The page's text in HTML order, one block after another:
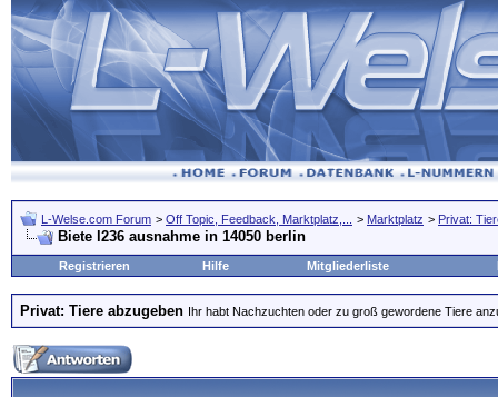
L-Welse.com Forum > Off Topic, Feedback, Marktplatz,... > Marktplatz > Privat:
Biete l236 ausnahme in 14050 berlin
Registrieren Hilfe Mitgliederliste
Privat: Tiere abzugeben Ihr habt Nachzuchten oder zu groß gewordene Tiere